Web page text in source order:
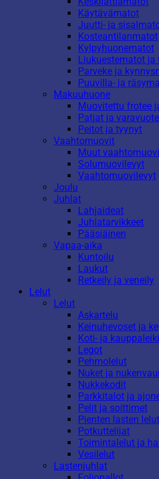
Käytävämatot
Juutti- ja
Kosteantilanmatot
Kylpyhuonematot
Liukuestematot ja
Parveke ja
Puuvilla- ja
Makuuhuone
Muovitettu frotee
Patjat ja
Peitot ja tyynyt
Vaahtomuovit
Muut
Solumuovilevyt
Vaahtomuovilevyt
Joulu
Juhlat
Lahjaideat
Juhlatarvikkeet
Pääsiäinen
Vapaa-aika
Kuntoilu
Laukut
Retkeily ja veneily
Lelut
Lelut
Askartelu
Keinuhevoset ja
Koti- ja
Legot
Pehmolelut
Nuket ja
Nukkekodit
Parkkitalot ja
Pelit ja soittimet
Pienten lasten lelut
Potkuttelijat
Toimintalelut ja
Vesilelut
Lastenjuhlat